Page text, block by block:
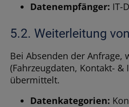
Datenempfänger: IT-
5.2. Weiterleitung
Bei Absenden der Anfrage,
(Fahrzeugdaten, Kontakt-
übermittelt.
Datenkategorien: